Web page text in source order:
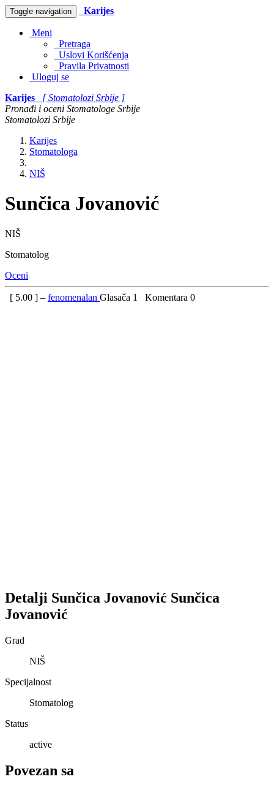
Toggle navigation Karijes
Meni
Pretraga
Uslovi Korišćenja
Pravila Privatnosti
Uloguj se
Karijes
[ Stomatolozi Srbije ]
Pronađi i oceni Stomatologe Srbije
Stomatolozi Srbije
Karijes
Stomatologa
NIŠ
Sunčica Jovanović
NIŠ
Stomatolog
Oceni
[ 5.00 ] – fenomenalan Glasača 1 Komentara 0
Detalji Sunčica Jovanović Sunčica
Jovanović
Grad
NIŠ
Specijalnost
Stomatolog
Status
active
Povezan sa